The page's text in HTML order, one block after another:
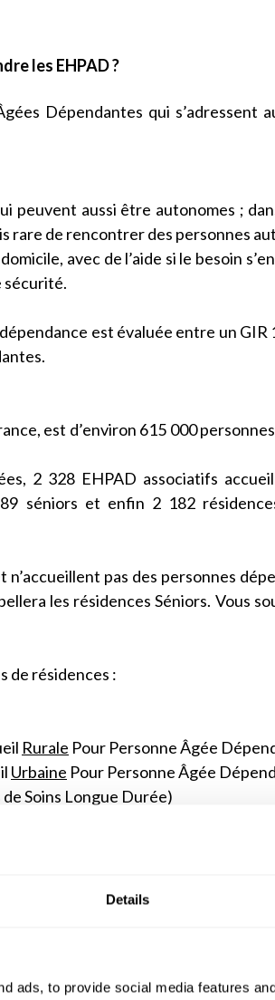
Details
ads, to provide social media features
les EHPAD ?
Dépendantes qui s’adressent
peuvent aussi être autonomes ;
rare de rencontrer des personnes
avec de l’aide si le besoin
sécurité.
est évaluée entre un GIR
est d’environ 615 000
2 328 EHPAD associatifs
séniors et enfin 2 182
pas des personnes
les résidences Séniors. Vous
de résidences :
Rurale Pour Personne Âgée
Urbaine Pour Personne Âgée
Soins Longue Durée)
nuit.
généralement au maximum
à des studios avec des petites
être soit salarié (tout comme
comme s’il vivait à son